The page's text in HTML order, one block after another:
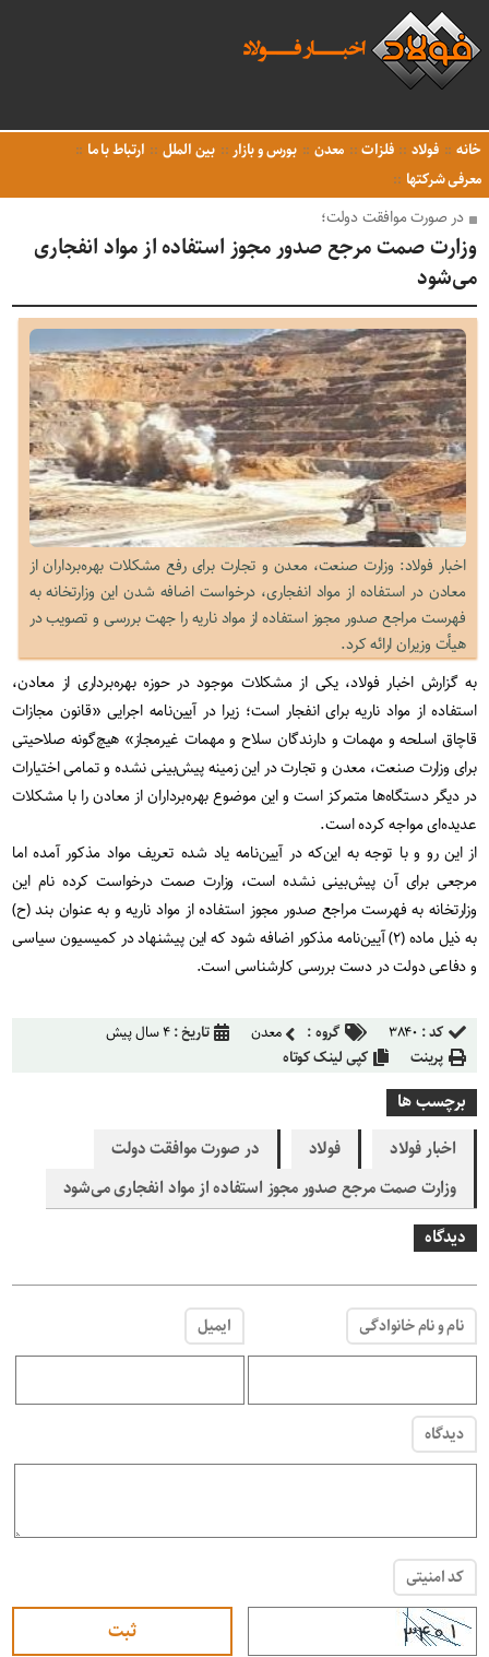
خانه فولاد فلزات معدن بورس و بازار بین الملل
ارتباط با ما
معرفی شرکتها
در صورت موافقت دولت؛
وزارت صمت مرجع صدور مجوز استفاده از مواد انفجاری
می‌شود
اخبار فولاد: وزارت صنعت، معدن و تجارت برای رفع مشکلات بهره‌برداران از
معادن در استفاده از مواد انفجاری، درخواست اضافه شدن این وزارتخانه به
فهرست مراجع صدور مجوز استفاده از مواد ناریه را جهت بررسی و تصویب در
هیأت وزیران ارائه کرد.
به گزارش اخبار فولاد، یکی از مشکلات موجود در حوزه بهره‌برداری از معادن،
استفاده از مواد ناریه برای انفجار است؛ زیرا در آیین‌نامه اجرایی «قانون مجازات
قاچاق اسلحه و مهمات و دارندگان سلاح و مهمات غیرمجاز» هیچ‌گونه صلاحیتی
برای وزارت صنعت، معدن و تجارت در این زمینه پیش‌بینی نشده و تمامی اختیارات
در دیگر دستگاه‌ها متمرکز است و این موضوع بهره‌برداران از معادن را با مشکلات
عدیده‌ای مواجه کرده است.
از این رو و با توجه به این‌که در آیین‌نامه یاد شده تعریف مواد مذکور آمده اما
مرجعی برای آن پیش‌بینی نشده است، وزارت صمت درخواست کرده نام این
وزارتخانه به فهرست مراجع صدور مجوز استفاده از مواد ناریه و به عنوان بند (ح)
به ذیل ماده (۲) آیین‌نامه مذکور اضافه شود که این پیشنهاد در کمیسیون سیاسی
و دفاعی دولت در دست بررسی کارشناسی است.
کد : ۳۸۴۰ گروه : معدن تاریخ :۴ سال پیش
پرینت
کپی لینک کوتاه
برچسب ها
اخبار فولاد
فولاد
در صورت موافقت دولت
وزارت صمت مرجع صدور مجوز استفاده از مواد انفجاری می‌شود
دیدگاه
نام و نام خانوادگی ایمیل
دیدگاه
کد امنیتی